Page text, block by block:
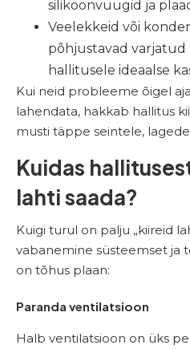
silikoonvuugid ja
Veelekkeid või
põhjustavad varjatud
hallitusele ideaalse
Kui neid probleeme õigel
lahendata, hakkab hallitus
musti täppe seintele,
Kuidas
lahti saada?
Kuigi turul on palju „kiireid
vabanemine süsteemset ja
on tõhus plaan:
Paranda ventilatsioon
Halb ventilatsioon on üks